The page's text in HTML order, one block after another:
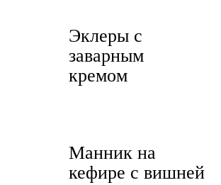
Эклеры с
заварным
кремом
Манник на
кефире с вишней